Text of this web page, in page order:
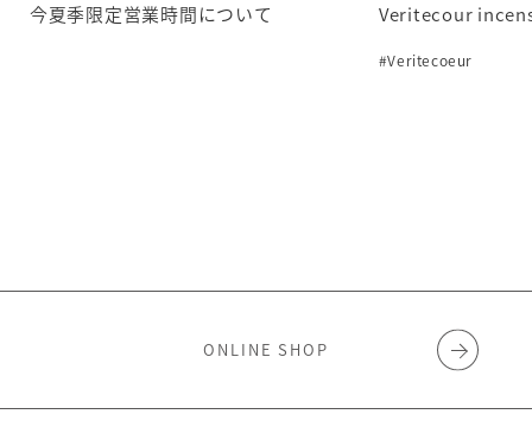
今夏季限定営業時間について Veritecour
#Veritecoeur
ONLINE SHOP